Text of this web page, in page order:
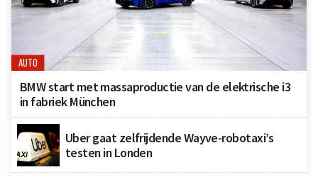
AUTO
BMW start met massaproductie van de elektrische i3
in fabriek München
Uber gaat zelfrijdende Wayve-robotaxi’s
testen in Londen